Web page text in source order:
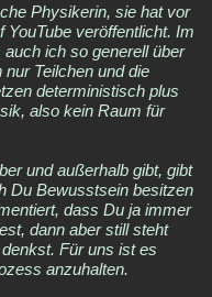
Physikerin, sie hat vor
veröffentlicht. Im
ich so generell über
Teilchen und die
deterministisch plus
also kein Raum für
und außerhalb gibt, gibt
Du Bewusstsein besitzen
dass Du ja immer
dann aber still steht
Für uns ist es
anzuhalten.